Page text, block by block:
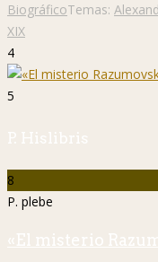
BiográficoTemas:
XIX
4
5
P. Hislibris
8
P. plebe
«El misterio